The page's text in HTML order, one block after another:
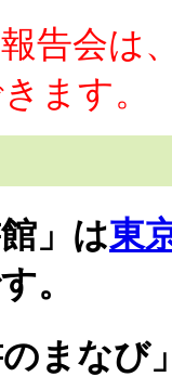
告会は
ます。
」は東
。
のまなび